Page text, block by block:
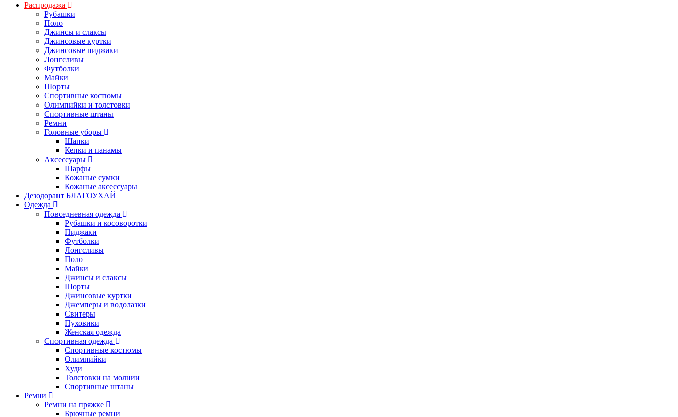
Распродажа
Рубашки
Поло
Джинсы и слаксы
Джинсовые куртки
Джинсовые пиджаки
Лонгсливы
Футболки
Майки
Шорты
Спортивные костюмы
Олимпийки и толстовки
Спортивные штаны
Ремни
Головные уборы
Шапки
Кепки и панамы
Аксессуары
Шарфы
Кожаные сумки
Кожаные аксессуары
Дезодорант БЛАГОУХАЙ
Одежда
Повседневная одежда
Рубашки и косоворотки
Пиджаки
Футболки
Лонгсливы
Поло
Майки
Джинсы и слаксы
Шорты
Джинсовые куртки
Джемперы и водолазки
Свитеры
Пуховики
Женская одежда
Спортивная одежда
Спортивные костюмы
Олимпийки
Худи
Толстовки на молнии
Спортивные штаны
Ремни
Ремни на пряжке
Брючные ремни